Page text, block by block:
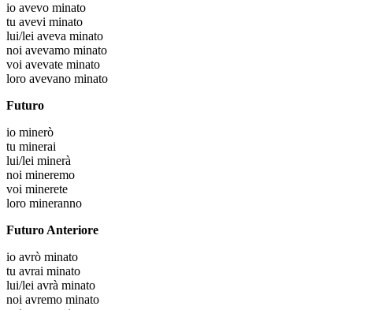
io avevo minato
tu avevi minato
lui/lei aveva minato
noi avevamo minato
voi avevate minato
loro avevano minato
Futuro
io minerò
tu minerai
lui/lei minerà
noi mineremo
voi minerete
loro mineranno
Futuro Anteriore
io avrò minato
tu avrai minato
lui/lei avrà minato
noi avremo minato